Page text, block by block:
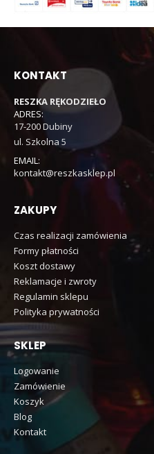
KONTAKT
RESZKA RĘKODZIEŁO
ADRES:
17-200 Dubiny
ul. Szkolna 5
EMAIL:
kontakt@reszkasklep.pl
ZAKUPY
Czas realizacji zamówienia
Formy płatności
Koszt dostawy
Reklamacje i zwroty
Regulamin sklepu
Polityka prywatności
SKLEP
Logowanie
Zamówienie
Koszyk
Blog
Kontakt